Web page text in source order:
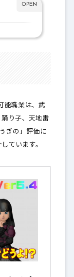
能職業は、武
り子、天地雷
ぎの」評価に
ています。